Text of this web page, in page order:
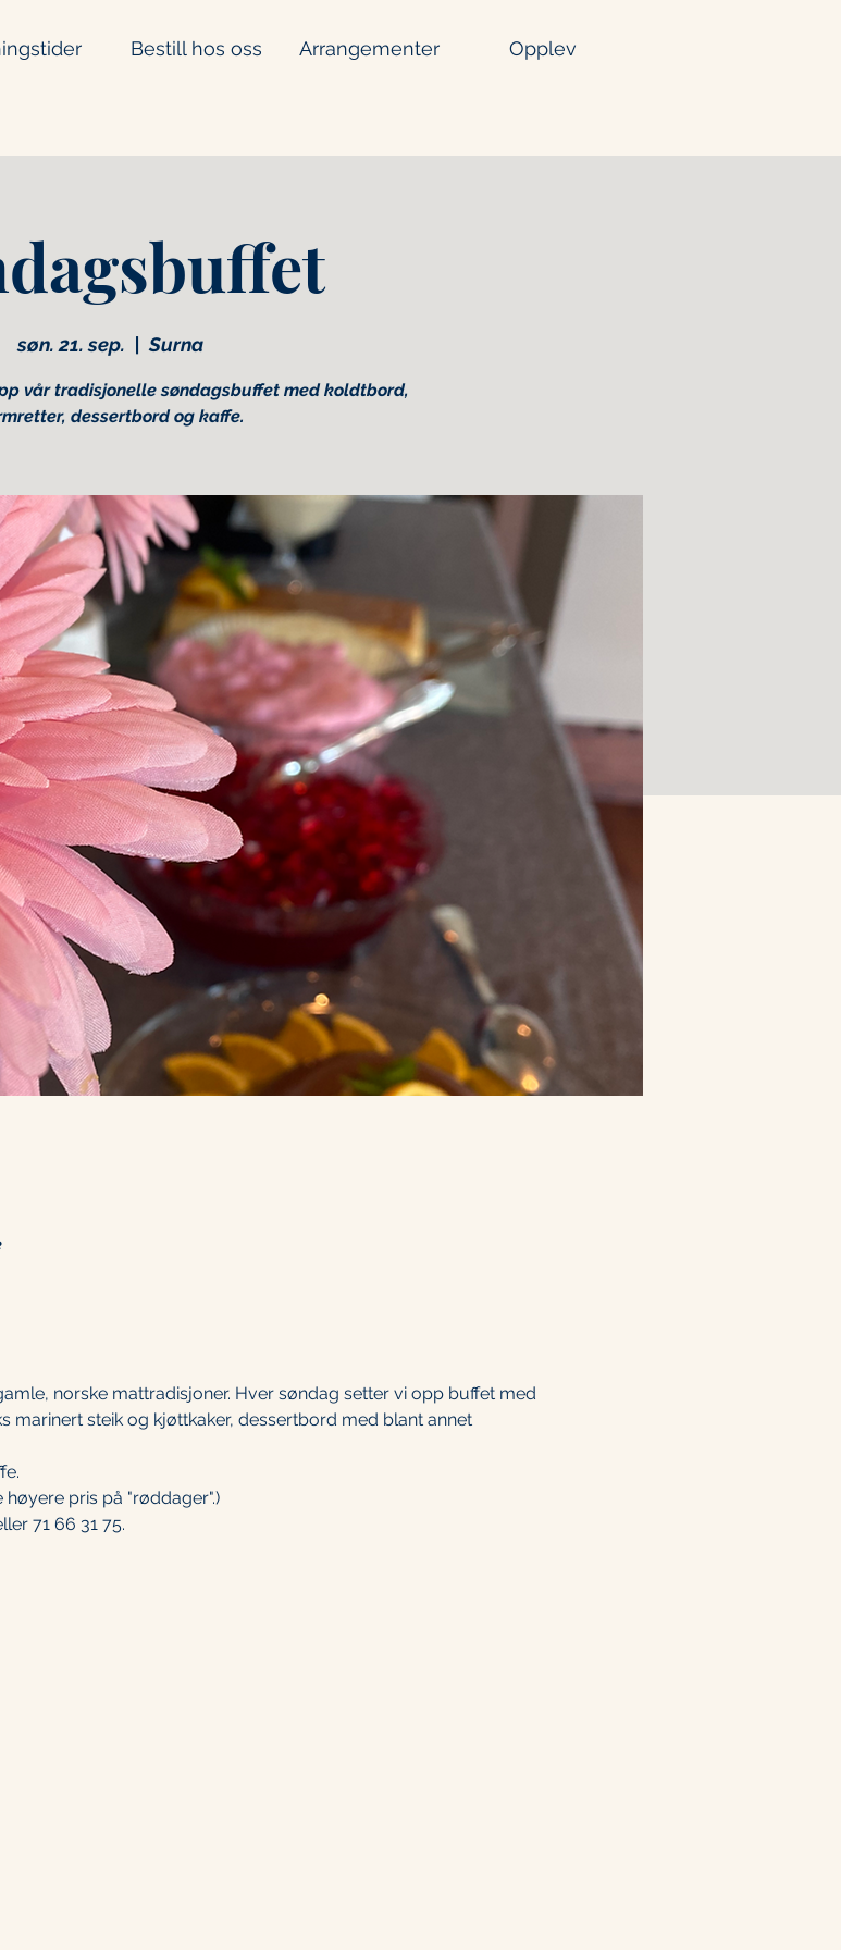
Bestill hos oss Arrangementer Opplev
søn. 21. sep.
  |
Surna
vår tradisjonelle søndagsbuffet med koldtbord,
norske mattradisjoner. Hver søndag setter vi opp buffet med
steik og kjøttkaker, dessertbord med blant annet
pris på "røddager".)
71 66 31 75.